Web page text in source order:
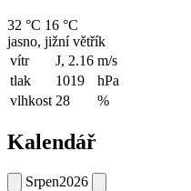
32 °C 16 °C
jasno, jižní větřík
vítr
J, 2.16 m/s
tlak
1019
hPa
vlhkost 28 %
Kalendář
Srpen2026